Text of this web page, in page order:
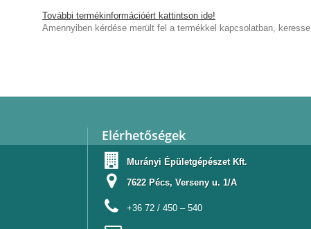
További termékinformációért kattintson ide!
Amennyiben kérdése merült fel a termékkel kapcsolatban, keresse
Elérhetőségek
Murányi Épületgépészet Kft.
7622 Pécs, Verseny u. 1/A
+36 72 / 450 – 540